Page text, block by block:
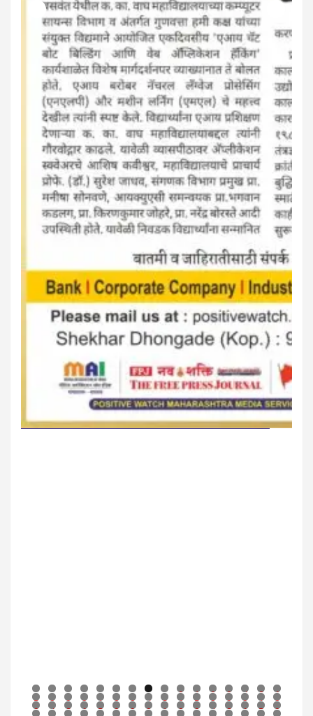
0 1 2 3 4 5 6
7 8 9 0 1 2 3 4 5 6 7 8 9 0 1 2
3 4 5 6 7 8 9 0 1 2 3 4 5 6 7 8